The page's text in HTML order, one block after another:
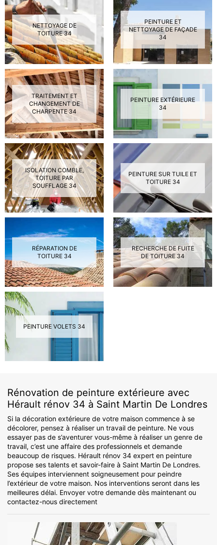
NETTOYAGE DE
TOITURE 34
PEINTURE ET
NETTOYAGE DE FAÇADE
34
TRAITEMENT ET
CHANGEMENT DE
CHARPENTE 34
PEINTURE EXTÉRIEURE
34
ISOLATION COMBLE,
TOITURE PAR
SOUFFLAGE 34
PEINTURE SUR TUILE ET
TOITURE 34
RÉPARATION DE
TOITURE 34
RECHERCHE DE FUITE
DE TOITURE 34
PEINTURE VOLETS 34
Rénovation de peinture extérieure avec
Hérault rénov 34 à Saint Martin De Londres
Si la décoration extérieure de votre maison commence à se
décolorer, pensez à réaliser un travail de peinture. Ne vous
essayer pas de s’aventurer vous-même à réaliser un genre de
travail, c’est une affaire des professionnels et demande
beaucoup de risques. Hérault rénov 34 expert en peinture
propose ses talents et savoir-faire à Saint Martin De Londres.
Ses équipes interviennent soigneusement pour peindre
l’extérieur de votre maison. Nos interventions seront dans les
meilleures délai. Envoyer votre demande dès maintenant ou
contactez-nous directement